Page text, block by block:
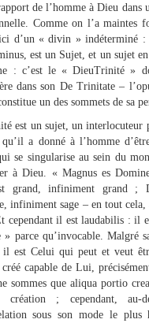
de l’homme à Dieu dans
Comme on l’a maintes
d’un « divin » indéterminé :
est un Sujet, et un sujet
: c’est le « DieuTrinité »
dans son De Trinitate –
un des sommets de sa
est un sujet, un interlocuteur
qu’il a donné à l’homme
se singularise au sein du
à Dieu. « Magnus es
grand, infiniment grand ;
infiniment sage – en tout cela,
cependant il est laudabilis : il
parce qu’invocable. Malgré
il est Celui qui peut et veut
capable de Lui,
sommes que aliqua portio
création ; cependant, au-
sous son mode le plus